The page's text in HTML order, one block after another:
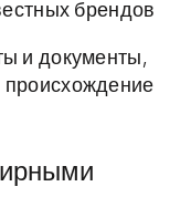
брендов
и документы,